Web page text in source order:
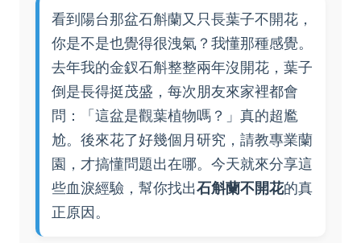
看到陽台那盆石斛蘭又只長葉子不開花，
你是不是也覺得很洩氣？我懂那種感覺。
去年我的金釵石斛整整兩年沒開花，葉子
倒是長得挺茂盛，每次朋友來家裡都會
問：「這盆是觀葉植物嗎？」真的超尷
尬。後來花了好幾個月研究，請教專業蘭
園，才搞懂問題出在哪。今天就來分享這
些血淚經驗，幫你找出石斛蘭不開花的真
正原因。